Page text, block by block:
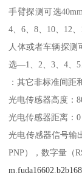
手臂探测可选
4、6、8、10、12
人体或者车辆探测
选—1、2、3、4
：其它非标准间距
光电传感器高度：
光电传感器距离：0
光电传感器信号输
PNP），数字量（